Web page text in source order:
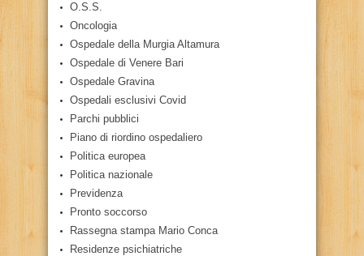
O.S.S.
Oncologia
Ospedale della Murgia Altamura
Ospedale di Venere Bari
Ospedale Gravina
Ospedali esclusivi Covid
Parchi pubblici
Piano di riordino ospedaliero
Politica europea
Politica nazionale
Previdenza
Pronto soccorso
Rassegna stampa Mario Conca
Residenze psichiatriche